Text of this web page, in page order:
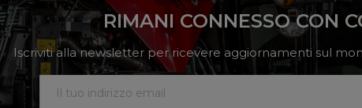
RIMANI CONNESSO CON
Iscriviti alla newsletter per ricevere aggiornamenti sul